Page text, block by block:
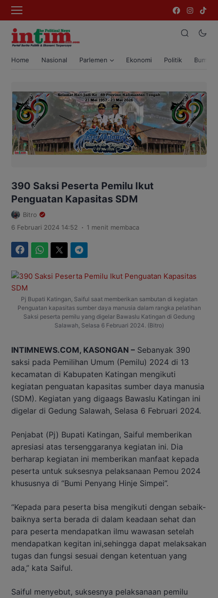
Home Nasional Parlemen Ekonomi Politik Bumi
390 Saksi Peserta Pemilu Ikut
Penguatan Kapasitas SDM
Bitro
6 Februari 2024 14:52 . 1 menit membaca
Pj Bupati Katingan, Saiful saat memberikan sambutan di kegiatan
Penguatan kapasitas sumber daya manusia dalam rangka pelatihan
Saksi peserta pemilu yang digelar Bawaslu Katingan di Gedung
Salawah, Selasa 6 Februari 2024. (Bitro)
INTIMNEWS.COM, KASONGAN – Sebanyak 390
saksi pada Pemilihan Umum (Pemilu) 2024 di 13
kecamatan di Kabupaten Katingan mengikuti
kegiatan penguatan kapasitas sumber daya manusia
(SDM). Kegiatan yang digaags Bawaslu Katingan ini
digelar di Gedung Salawah, Selasa 6 Februari 2024.
Penjabat (Pj) Bupati Katingan, Saiful memberikan
apresiasi atas tersenggaranya kegiatan ini. Dia
berharap kegiatan ini memberikan manfaat kepada
peserta untuk suksesnya pelaksanaan Pemou 2024
khususnya di “Bumi Penyang Hinje Simpei”.
“Kepada para peserta bisa mengikuti dengan sebaik-
baiknya serta berada di dalam keadaan sehat dan
para peserta mendapatkan ilmu wawasan setelah
mendapatkan kegitan ini,sehingga dapat melaksakan
tugas dan fungsi sesuai dengan ketentuan yang
ada,” kata Saiful.
Saiful menyebut, suksesnya pelaksanaan pemilu